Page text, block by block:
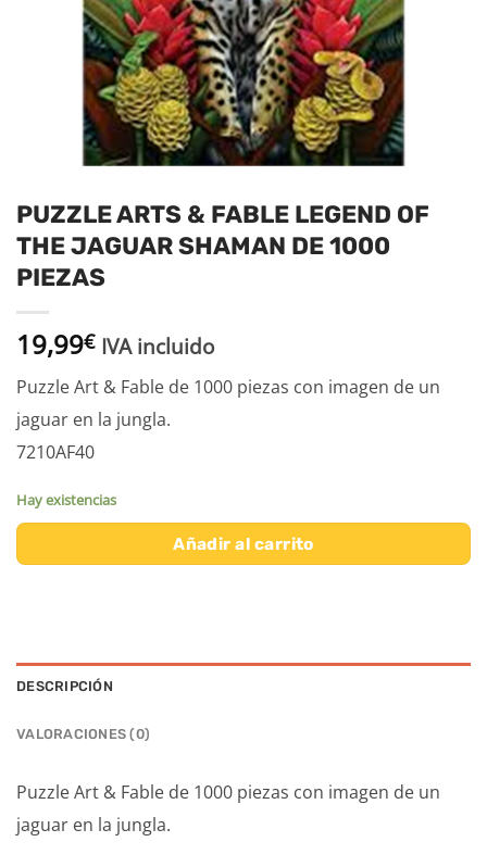
PUZZLE ARTS & FABLE LEGEND OF
THE JAGUAR SHAMAN DE 1000
PIEZAS
19,99€ IVA incluido
Puzzle Art & Fable de 1000 piezas con imagen de un
jaguar en la jungla.
7210AF40
Hay existencias
Añadir al carrito
DESCRIPCIÓN
VALORACIONES (0)
Puzzle Art & Fable de 1000 piezas con imagen de un
jaguar en la jungla.